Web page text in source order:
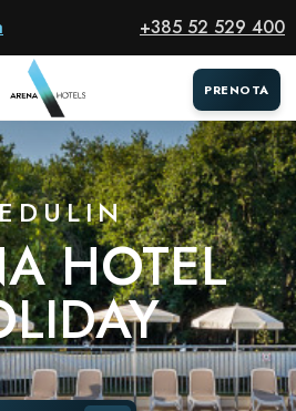
+385 52 529 400
PRENOTA
HOTEL